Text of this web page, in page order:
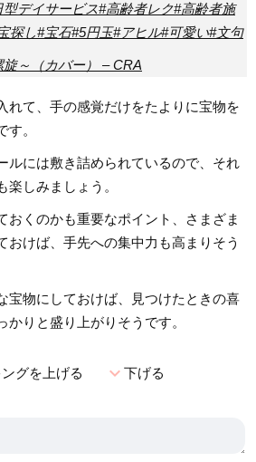
型デイサービス#高齢者レク#高齢者施
探し#宝石#5円玉#アヒル#可愛い#文句
～（カバー） – CRA
れて、手の感覚だけをたよりに宝物を
。
ルには敷き詰められているので、それ
楽しみましょう。
おくのかも重要なポイント、さまざま
おけば、手先への集中力も高まりそう
宝物にしておけば、見つけたときの喜
りと盛り上がりそうです。
グを上げる expand_more下げる